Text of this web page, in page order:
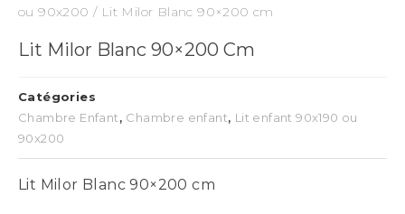
ou 90x200 / Lit Milor Blanc 90×200 cm
Lit Milor Blanc 90×200 Cm
Catégories
Chambre Enfant, Chambre enfant, Lit enfant 90x190 ou
90x200
Lit Milor Blanc 90×200 cm